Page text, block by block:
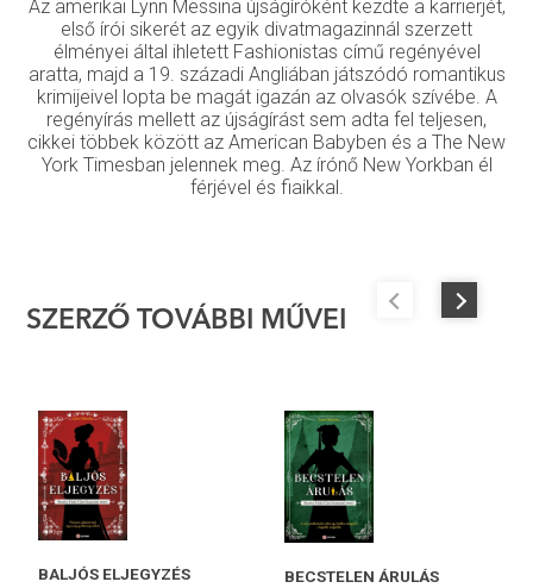
Az amerikai Lynn Messina újságíróként kezdte a karrierjét,
első írói sikerét az egyik divatmagazinnál szerzett
élményei által ihletett Fashionistas című regényével
aratta, majd a 19. századi Angliában játszódó romantikus
krimijeivel lopta be magát igazán az olvasók szívébe. A
regényírás mellett az újságírást sem adta fel teljesen,
cikkei többek között az American Babyben és a The New
York Timesban jelennek meg. Az írónő New Yorkban él
férjével és fiaikkal.
SZERZŐ TOVÁBBI MŰVEI
BALJÓS ELJEGYZÉS
BECSTELEN ÁRULÁS